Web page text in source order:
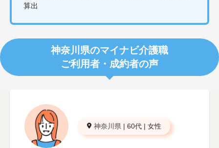
算出
神奈川県のマイナビ介護職
ご利用者・成約者の声
神奈川県 | 60代 | 女性